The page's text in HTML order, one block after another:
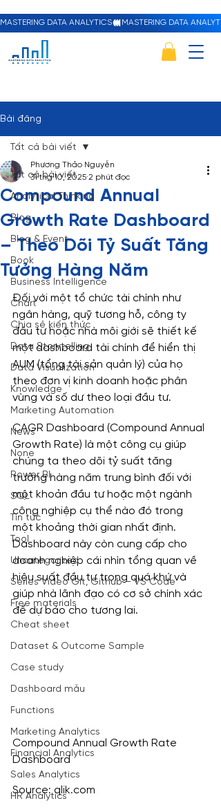
MASTERING DATA ANALYTICS
Bài đăng
Tất cả bài viết
Analytical Thinking
Blog
Blog & Event
Book
Business Intelligence
Chart
Chia sẻ kiến thức
Data Storytelling
Data Visualization
Knowledge
Marketing Automation
News
None
Power BI
SQL
Tin tức
Tool
Uncategorized
Series Video Git, Github – VS Code
Free materials
Cheat sheet
Dataset & Outcome Sample
Case study
Dashboard mẫu
Functions
Marketing Analytics
Financial Analytics
Sales Analytics
HR Analytics
Tất cả bài viết
Compound Annual
Growth Rate Dashboard
– Theo Dõi Tỷ Suất Tăng
Tưởng Hàng Năm
Phương Thảo Nguyễn
31 thg 10, 2025 2 phút đọc
Đối với một tổ chức tài chính như
ngân hàng, quỹ tương hỗ, công ty
đầu tư hoặc nhà môi giới sẽ thiết kế
một dashboard tài chính để hiển thị
AUM (tổng tài sản quản lý) của họ
theo đơn vị kinh doanh hoặc phân
vùng và số dư theo loại đầu tư.
CAGR Dashboard (Compound Annual
Growth Rate) là một công cụ giúp
chúng ta theo dõi tỷ suất tăng
trưởng hàng năm trung bình đối với
một khoản đầu tư hoặc một ngành
công nghiệp cụ thể nào đó trong
một khoảng thời gian nhất định.
Dashboard này còn cung cấp cho
doanh nghiệp cái nhìn tổng quan về
hiệu suất đầu tư trong quá khứ và
giúp nhà lãnh đạo có cơ sở chính xác
để dự báo cho tương lai.
Compound Annual Growth Rate
Dashboard
Source: qlik.com